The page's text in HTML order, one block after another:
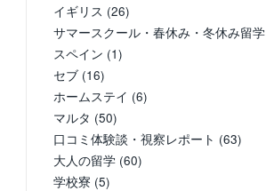
イギリス (26)
サマースクール・春休み・冬休み留学
スペイン (1)
セブ (16)
ホームステイ (6)
マルタ (50)
口コミ体験談・視察レポート (63)
大人の留学 (60)
学校寮 (5)